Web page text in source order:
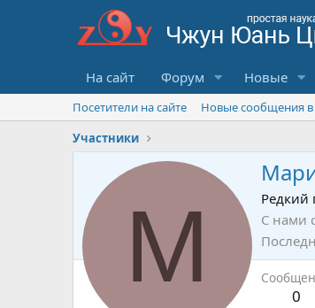
На сайт Форум Новые
Посетители на сайте
Новые сообщения
Участники
М
Редкий
С нами
0